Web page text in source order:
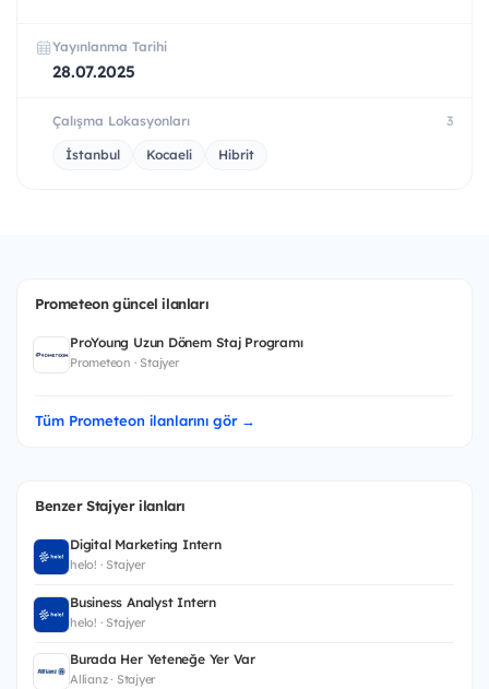
Yayınlanma Tarihi
28.07.2025
Çalışma Lokasyonları 3
İstanbul Kocaeli Hibrit
Prometeon güncel ilanları
ProYoung Uzun Dönem Staj Programı
Prometeon · Stajyer
Tüm Prometeon ilanlarını gör →
Benzer Stajyer ilanları
Digital Marketing Intern
helo! · Stajyer
Business Analyst Intern
helo! · Stajyer
Burada Her Yeteneğe Yer Var
Allianz · Stajyer